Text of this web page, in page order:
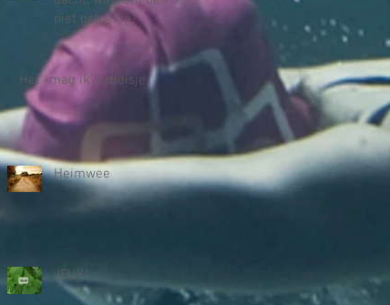
niet gelukkig?
Het -mag ik?- meisje
Heimwee
JEUK!